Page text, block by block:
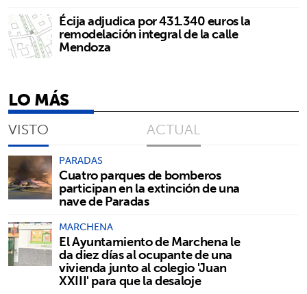
Écija adjudica por 431.340 euros la
remodelación integral de la calle
Mendoza
LO MÁS
VISTO ACTUAL
PARADAS
Cuatro parques de bomberos
participan en la extinción de una
nave de Paradas
MARCHENA
El Ayuntamiento de Marchena le
da diez días al ocupante de una
vivienda junto al colegio 'Juan
XXIII' para que la desaloje